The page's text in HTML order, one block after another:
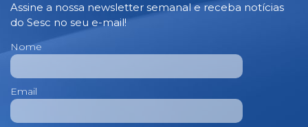
Assine a nossa newsletter semanal e receba notícias
do Sesc no seu e-mail!
Nome
Email